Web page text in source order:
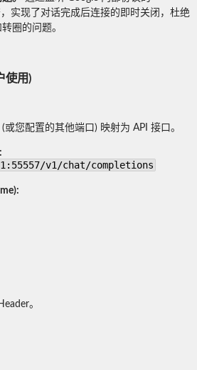
实现了对话完成后连接的即时关闭，杜绝
圈的问题。
使用)
(或您配置的其他端口) 映射为 API 接口。
v1/chat/completions
。